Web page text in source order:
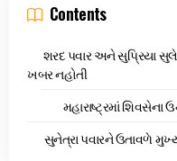
Contents
શરદ પવાર અને સુપ્રિયા
ખબર નહોતી
મહારાષ્ટ્રમાં શિવસેના
સુનેત્રા પવારને ઉતાવળે